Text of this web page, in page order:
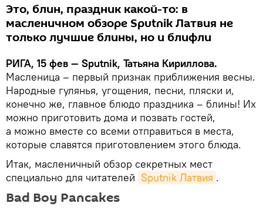
Это, блин, праздник какой-то: в
масленичном обзоре Sputnik Латвия не
только лучшие блины, но и блифли
РИГА, 15 фев — Sputnik, Татьяна Кириллова.
Масленица – первый признак приближения весны.
Народные гулянья, угощения, песни, пляски и,
конечно же, главное блюдо праздника – блины! Их
можно приготовить дома и позвать гостей,
а можно вместе со всеми отправиться в места,
которые славятся приготовлением этого блюда.
Итак, масленичный обзор секретных мест
специально для читателей Sputnik Латвия .
Bad Boy Pancakes